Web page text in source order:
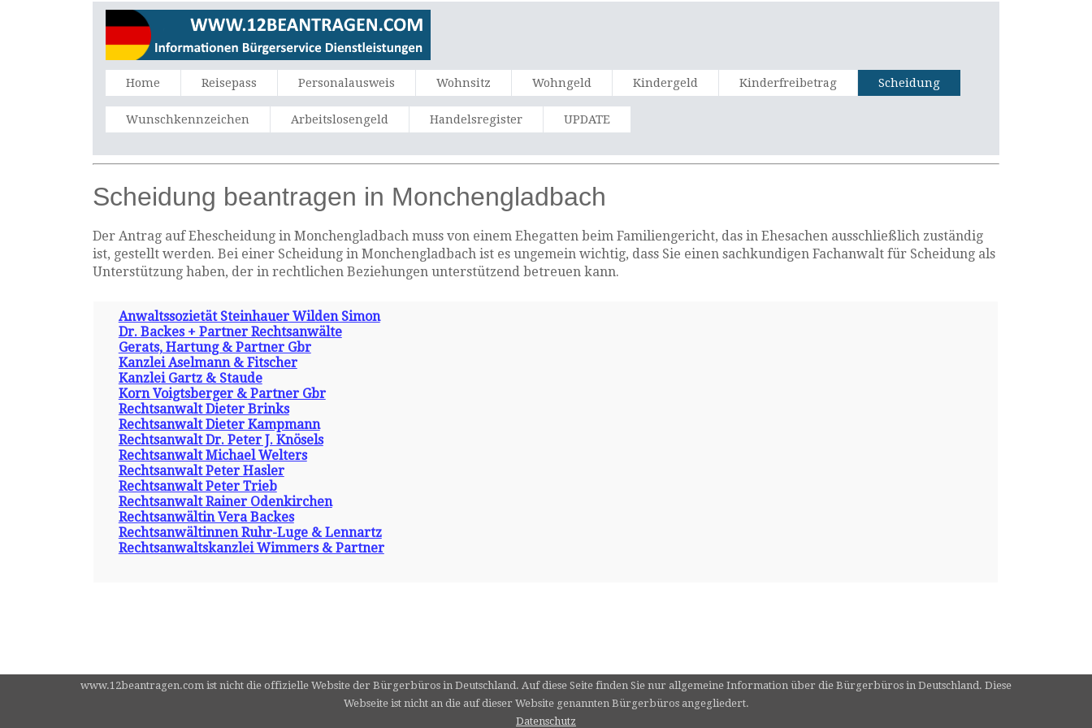
Home Reisepass Personalausweis Wohnsitz Wohngeld Kindergeld Kinderfreibetrag Scheidung
Wunschkennzeichen Arbeitslosengeld Handelsregister UPDATE
Scheidung beantragen in Monchengladbach
Der Antrag auf Ehescheidung in Monchengladbach muss von einem Ehegatten beim Familiengericht, das in Ehesachen ausschließlich zuständig
ist, gestellt werden. Bei einer Scheidung in Monchengladbach ist es ungemein wichtig, dass Sie einen sachkundigen Fachanwalt für Scheidung als
Unterstützung haben, der in rechtlichen Beziehungen unterstützend betreuen kann.
Anwaltssozietät Steinhauer Wilden Simon
Dr. Backes + Partner Rechtsanwälte
Gerats, Hartung & Partner Gbr
Kanzlei Aselmann & Fitscher
Kanzlei Gartz & Staude
Korn Voigtsberger & Partner Gbr
Rechtsanwalt Dieter Brinks
Rechtsanwalt Dieter Kampmann
Rechtsanwalt Dr. Peter J. Knösels
Rechtsanwalt Michael Welters
Rechtsanwalt Peter Hasler
Rechtsanwalt Peter Trieb
Rechtsanwalt Rainer Odenkirchen
Rechtsanwältin Vera Backes
Rechtsanwältinnen Ruhr-Luge & Lennartz
Rechtsanwaltskanzlei Wimmers & Partner
www.12beantragen.com ist nicht die offizielle Website der Bürgerbüros in Deutschland. Auf diese Seite finden Sie nur allgemeine Information über die Bürgerbüros in Deutschland. Diese
Webseite ist nicht an die auf dieser Website genannten Bürgerbüros angegliedert.
Datenschutz